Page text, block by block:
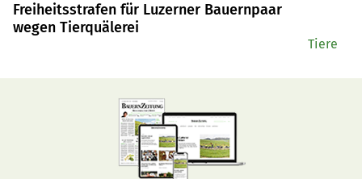
Freiheitsstrafen für Luzerner Bauernpaar
wegen Tierquälerei
Tiere